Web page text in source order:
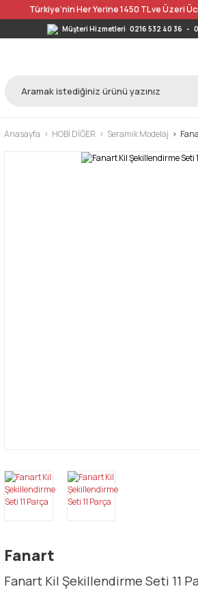
Türkiye’nin Her Yerine 1450 TL ve Üzeri
Müşteri Hizmetleri 0216 532 40 36 -
Anasayfa HOBİ DİĞER Seramik Modelaj
Fanart
Fanart Kil Şekillendirme Seti 11